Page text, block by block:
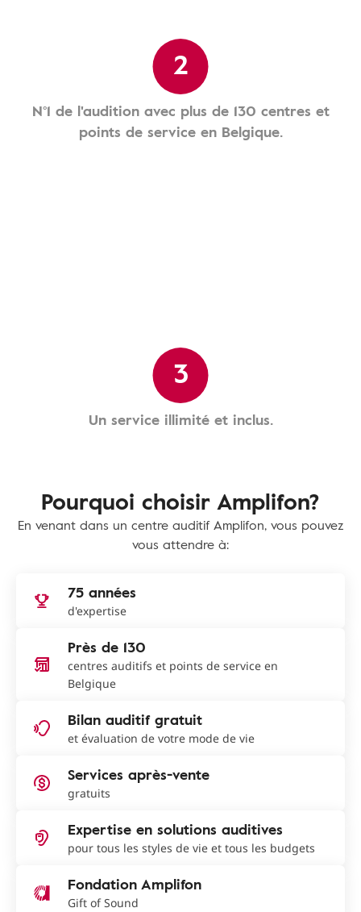
2
N°1 de l'audition avec plus de 130 centres et
points de service en Belgique.
3
Un service illimité et inclus.
Pourquoi choisir Amplifon?
En venant dans un centre auditif Amplifon, vous pouvez
vous attendre à:
75 années
d'expertise
Près de 130
centres auditifs et points de service en
Belgique
Bilan auditif gratuit
et évaluation de votre mode de vie
Services après-vente
gratuits
Expertise en solutions auditives
pour tous les styles de vie et tous les budgets
Fondation Amplifon
Gift of Sound